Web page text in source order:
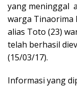
yang meninggal
warga Tinaorima
alias Toto (23)
telah berhasil
(15/03/17).
Informasi yang